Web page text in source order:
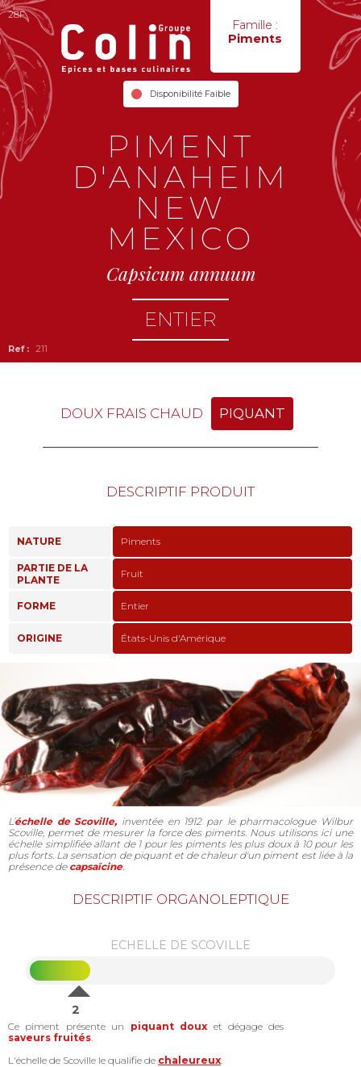
Famille :
Piments
Disponibilité Faible
28F
211
PIMENT
D'ANAHEIM
NEW
MEXICO
Capsicum annuum
ENTIER
DOUX FRAIS CHAUD PIQUANT
DESCRIPTIF PRODUIT
NATURE Piments
PARTIE DE LA
PLANTE
Fruit
FORME Entier
ORIGINE États-Unis d'Amérique
L’ échelle de Scoville, inventée en 1912 par le pharmacologue Wilbur
Scoville, permet de mesurer la force des piments. Nous utilisons ici une
échelle simplifiée allant de 1 pour les piments les plus doux à 10 pour les
plus forts. La sensation de piquant et de chaleur d'un piment est liée à la
présence de capsaïcine
DESCRIPTIF ORGANOLEPTIQUE
ECHELLE DE SCOVILLE
2
Ce piment présente un piquant doux et dégage des
saveurs fruités
L'échelle de Scoville le qualifie de chaleureux